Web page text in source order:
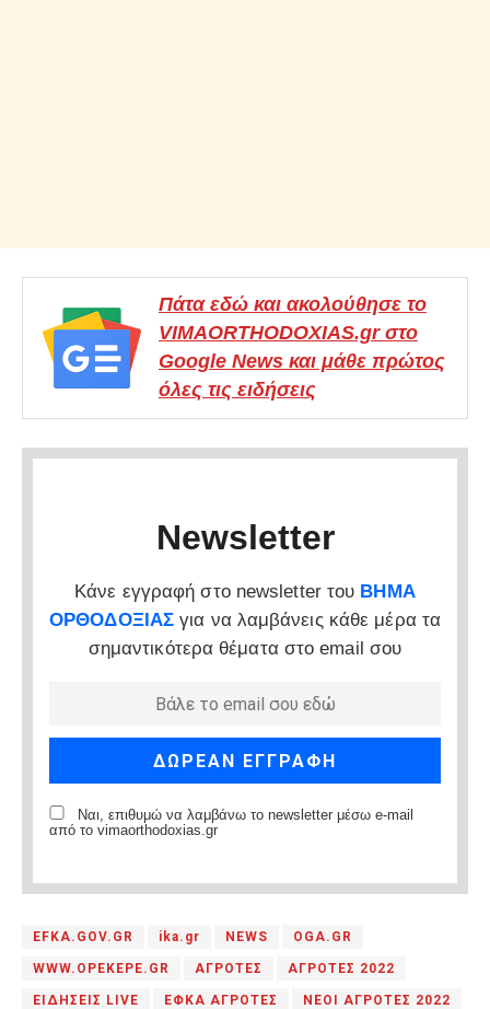
Πάτα εδώ και ακολούθησε το
VIMAORTHODOXIAS.gr στο
Google News και μάθε πρώτος
όλες τις ειδήσεις
Newsletter
Κάνε εγγραφή στο newsletter του ΒΗΜΑ
ΟΡΘΟΔΟΞΙΑΣ για να λαμβάνεις κάθε μέρα τα
σημαντικότερα θέματα στο email σου
Ναι, επιθυμώ να λαμβάνω το newsletter μέσω e-mail
από το vimaorthodoxias.gr
EFKA.GOV.GR ika.gr NEWS OGA.GR
WWW.OPEKEPE.GR ΑΓΡΟΤΕΣ ΑΓΡΟΤΕΣ 2022
ΕΙΔΗΣΕΙΣ LIVE ΕΦΚΑ ΑΓΡΟΤΕΣ ΝΕΟΙ ΑΓΡΟΤΕΣ 2022